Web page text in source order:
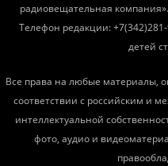
радиовещательная
Телефон редакции:
детей
Все права на любые материалы,
соответствии с российским и
интеллектуальной
фото, аудио и